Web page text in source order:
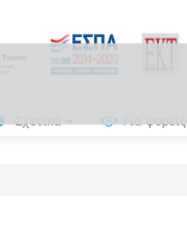
Σχετικά Για φορείς